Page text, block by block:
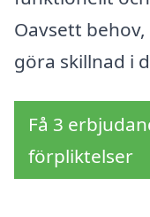
Oavsett
göra skillnad i
Få 3
förpliktelser